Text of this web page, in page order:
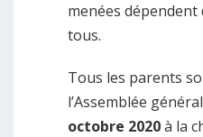
menées dépendent
tous.
Tous les parents
l’Assemblée
octobre 2020à la